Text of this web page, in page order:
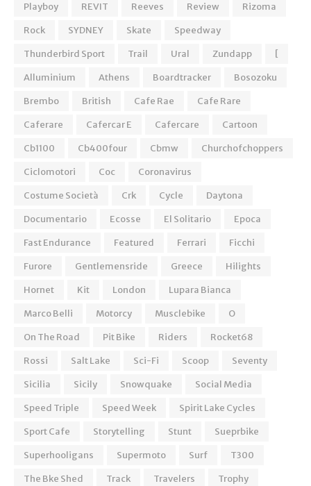
Playboy
REVIT Reeves Review
Rizoma
Rock
SYDNEY Skate
Speedway
Thunderbird Sport
Trail Ural Zundapp
[
Alluminium
Athens Boardtracker
Bosozoku
Brembo
British Cafe Rae
Cafe Rare
Caferare
Cafercar E Cafercare
Cartoon
Cb1100
Cb400four Cbmw
Churchofchoppers
Ciclomotori
Coc
Coronavirus
Costume Società
Crk Cycle
Daytona
Documentario
Ecosse El Solitario
Epoca
Fast Endurance
Featured Ferrari
Ficchi
Furore
Gentlemensride Greece
Hilights
Hornet
Kit London
Lupara Bianca
Marco Belli
Motorcy Musclebike
O
On The Road
Pit Bike Riders
Rocket68
Rossi
Salt Lake Sci-Fi Scoop
Seventy
Sicilia
Sicily Snowquake
Social Media
Speed Triple
Speed Week
Spirit Lake Cycles
Sport Cafe
Storytelling Stunt
Sueprbike
Superhooligans
Supermoto Surf
T300
The Bke Shed
Track Travelers
Trophy